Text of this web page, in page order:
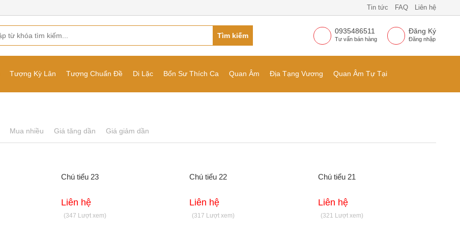
Tin tức FAQ Liên hệ
Tìm kiếm
0935486511
Tư vấn bán hàng
Đăng Ký
Đăng nhập
Tượng Kỳ Lân Tượng Chuẩn Đề Di Lặc Bổn Sư Thích Ca Quan Âm Địa Tạng Vương Quan Âm Tự Tại
Mua nhiều Giá tăng dần Giá giảm dần
Chú tiểu 23
Liên hệ
(347 Lượt xem)
Chú tiểu 22
Liên hệ
(317 Lượt xem)
Chú tiểu 21
Liên hệ
(321 Lượt xem)